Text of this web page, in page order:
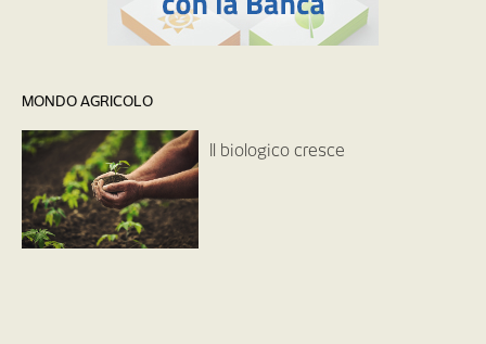
MONDO AGRICOLO
Il biologico cresce